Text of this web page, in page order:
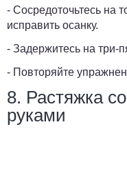
- Сосредоточьтесь на
исправить осанку.
- Задержитесь на три-
- Повторяйте
8. Растяжка
руками